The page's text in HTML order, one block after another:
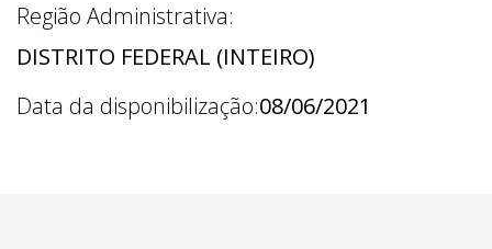
Região Administrativa:
DISTRITO FEDERAL (INTEIRO)
Data da disponibilização:08/06/2021